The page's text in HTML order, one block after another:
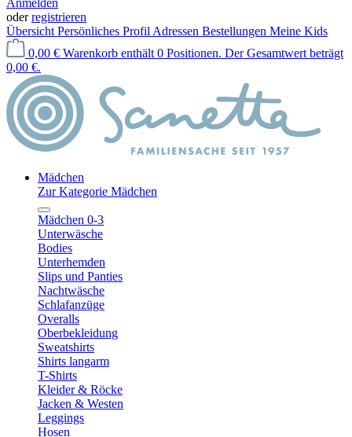
Anmelden
oderregistrieren
Übersicht Persönliches Profil Adressen Bestellungen Meine Kids
0,00 € Warenkorb enthält 0 Positionen. Der Gesamtwert beträgt
0,00 €.
Mädchen
Zur Kategorie Mädchen
Mädchen 0-3
Unterwäsche
Bodies
Unterhemden
Slips und Panties
Nachtwäsche
Schlafanzüge
Overalls
Oberbekleidung
Sweatshirts
Shirts langarm
T-Shirts
Kleider & Röcke
Jacken & Westen
Leggings
Hosen